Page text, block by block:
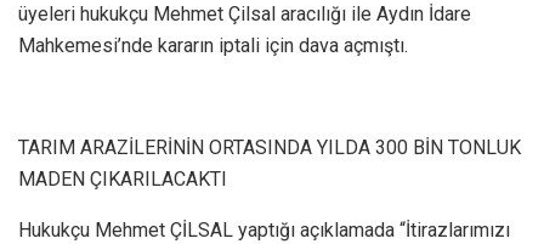
üyeleri hukukçu Mehmet Çilsal aracılığı ile Aydın İdare
Mahkemesi’nde kararın iptali için dava açmıştı.
TARIM ARAZİLERİNİN ORTASINDA YILDA 300 BİN TONLUK
MADEN ÇIKARILACAKTI
Hukukçu Mehmet ÇİLSAL yaptığı açıklamada “İtirazlarımızı